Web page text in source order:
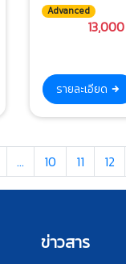
Advanced
รายละเอียด
… 10 11 12
ข่าวสาร